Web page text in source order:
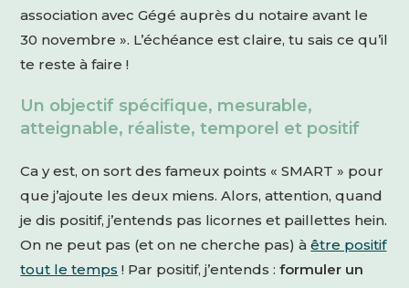
association avec Gégé auprès du notaire avant le
30 novembre ». L’échéance est claire, tu sais ce qu’il
te reste à faire !
Un objectif spécifique, mesurable,
atteignable, réaliste, temporel et positif
Ca y est, on sort des fameux points « SMART » pour
que j’ajoute les deux miens. Alors, attention, quand
je dis positif, j’entends pas licornes et paillettes hein.
On ne peut pas (et on ne cherche pas) àêtre positif
tout le temps ! Par positif, j’entends : formuler un